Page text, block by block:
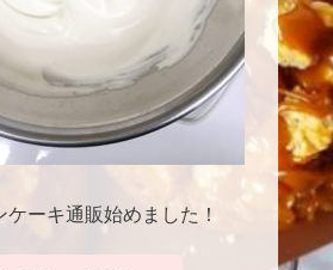
ケーキ通販始めました！